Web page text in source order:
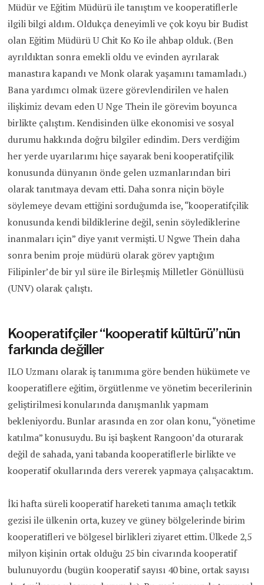
Müdür ve Eğitim Müdürü ile tanıştım ve kooperatiflerle
ilgili bilgi aldım. Oldukça deneyimli ve çok koyu bir Budist
olan Eğitim Müdürü U Chit Ko Ko ile ahbap olduk. (Ben
ayrıldıktan sonra emekli oldu ve evinden ayrılarak
manastıra kapandı ve Monk olarak yaşamını tamamladı.)
Bana yardımcı olmak üzere görevlendirilen ve halen
ilişkimiz devam eden U Nge Thein ile görevim boyunca
birlikte çalıştım. Kendisinden ülke ekonomisi ve sosyal
durumu hakkında doğru bilgiler edindim. Ders verdiğim
her yerde uyarılarımı hiçe sayarak beni kooperatifçilik
konusunda dünyanın önde gelen uzmanlarından biri
olarak tanıtmaya devam etti. Daha sonra niçin böyle
söylemeye devam ettiğini sorduğumda ise, “kooperatifçilik
konusunda kendi bildiklerine değil, senin söylediklerine
inanmaları için” diye yanıt vermişti. U Ngwe Thein daha
sonra benim proje müdürü olarak görev yaptığım
Filipinler’de bir yıl süre ile Birleşmiş Milletler Gönüllüsü
(UNV) olarak çalıştı.
Kooperatifçiler “kooperatif kültürü”nün
farkında değiller
ILO Uzmanı olarak iş tanımıma göre benden hükümete ve
kooperatiflere eğitim, örgütlenme ve yönetim becerilerinin
geliştirilmesi konularında danışmanlık yapmam
bekleniyordu. Bunlar arasında en zor olan konu, “yönetime
katılma” konusuydu. Bu işi başkent Rangoon’da oturarak
değil de sahada, yani tabanda kooperatiflerle birlikte ve
kooperatif okullarında ders vererek yapmaya çalışacaktım.
İki hafta süreli kooperatif hareketi tanıma amaçlı tetkik
gezisi ile ülkenin orta, kuzey ve güney bölgelerinde birim
kooperatifleri ve bölgesel birlikleri ziyaret ettim. Ülkede 2,5
milyon kişinin ortak olduğu 25 bin civarında kooperatif
bulunuyordu (bugün kooperatif sayısı 40 bine, ortak sayısı